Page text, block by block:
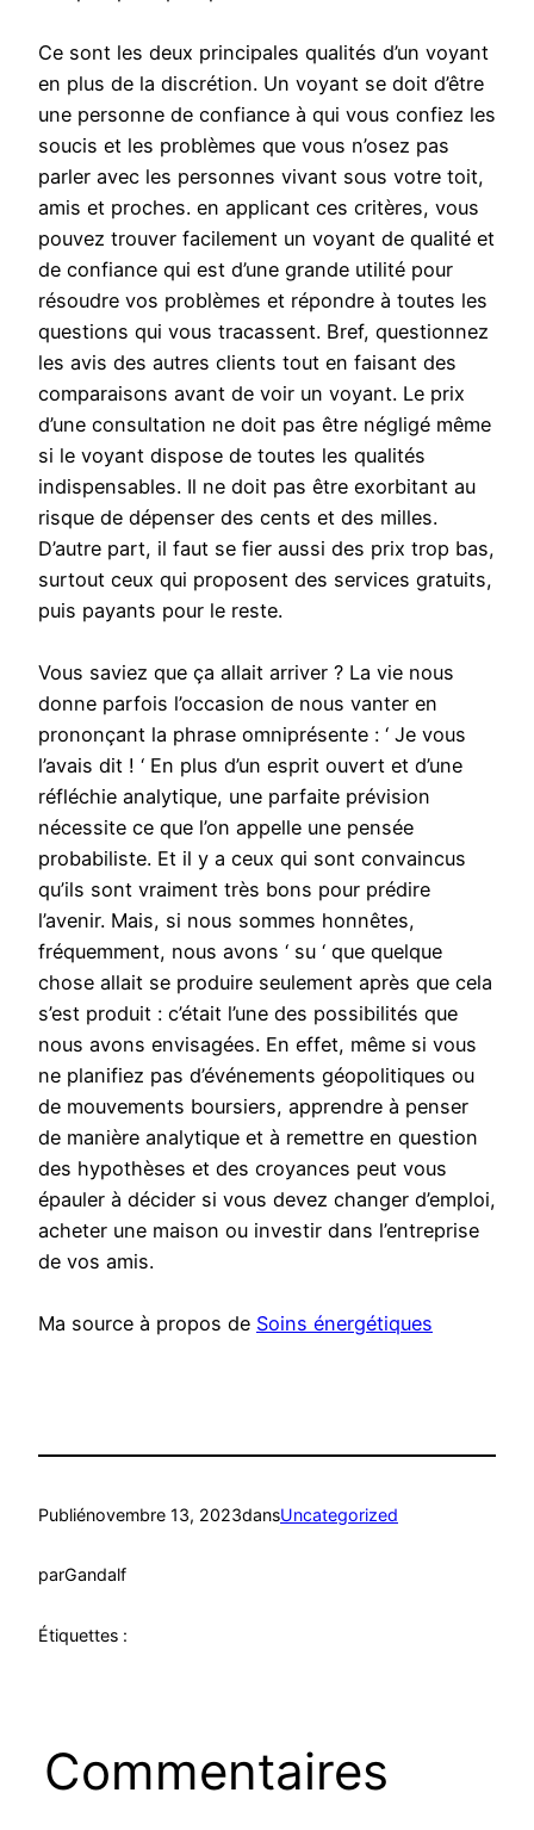
Ce sont les deux principales qualités d’un voyant
en plus de la discrétion. Un voyant se doit d’être
une personne de confiance à qui vous confiez les
soucis et les problèmes que vous n’osez pas
parler avec les personnes vivant sous votre toit,
amis et proches. en applicant ces critères, vous
pouvez trouver facilement un voyant de qualité et
de confiance qui est d’une grande utilité pour
résoudre vos problèmes et répondre à toutes les
questions qui vous tracassent. Bref, questionnez
les avis des autres clients tout en faisant des
comparaisons avant de voir un voyant. Le prix
d’une consultation ne doit pas être négligé même
si le voyant dispose de toutes les qualités
indispensables. Il ne doit pas être exorbitant au
risque de dépenser des cents et des milles.
D’autre part, il faut se fier aussi des prix trop bas,
surtout ceux qui proposent des services gratuits,
puis payants pour le reste.
Vous saviez que ça allait arriver ? La vie nous
donne parfois l’occasion de nous vanter en
prononçant la phrase omniprésente : ‘ Je vous
l’avais dit ! ‘ En plus d’un esprit ouvert et d’une
réfléchie analytique, une parfaite prévision
nécessite ce que l’on appelle une pensée
probabiliste. Et il y a ceux qui sont convaincus
qu’ils sont vraiment très bons pour prédire
l’avenir. Mais, si nous sommes honnêtes,
fréquemment, nous avons ‘ su ‘ que quelque
chose allait se produire seulement après que cela
s’est produit : c’était l’une des possibilités que
nous avons envisagées. En effet, même si vous
ne planifiez pas d’événements géopolitiques ou
de mouvements boursiers, apprendre à penser
de manière analytique et à remettre en question
des hypothèses et des croyances peut vous
épauler à décider si vous devez changer d’emploi,
acheter une maison ou investir dans l’entreprise
de vos amis.
Ma source à propos de Soins énergétiques
Publiénovembre 13, 2023dansUncategorized
parGandalf
Étiquettes :
Commentaires